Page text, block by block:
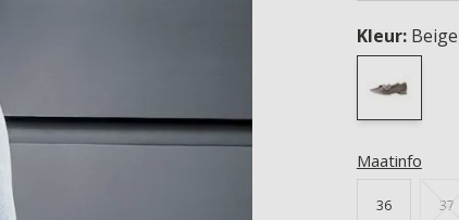
Kleur: Beige
Maatinfo
36 37